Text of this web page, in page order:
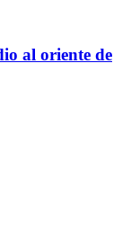
al oriente de